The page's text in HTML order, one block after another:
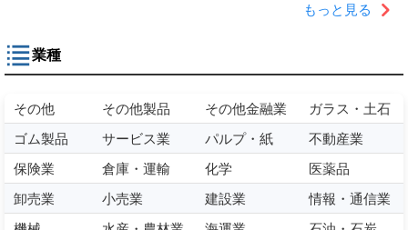
もっと見る
業種
その他 その他製品 その他金融業
ガラス・土石
ゴム製品
サービス業 パルプ・紙
不動産業
保険業
倉庫・運輸 化学
医薬品
卸売業
小売業 建設業
情報・通信業